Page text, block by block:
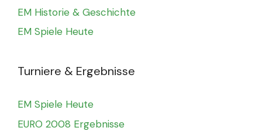
EM Historie & Geschichte
EM Spiele Heute
Turniere & Ergebnisse
EM Spiele Heute
EURO 2008 Ergebnisse